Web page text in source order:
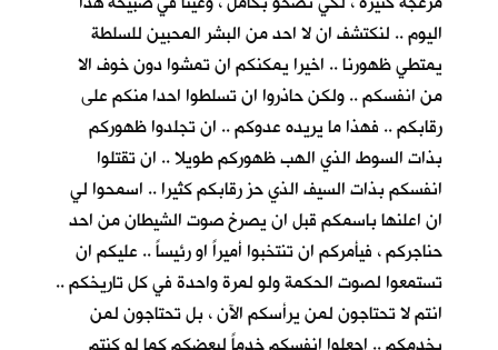
اليوم .. لنكتشف ان لا احد من البشر المحبين للسلطة
يمتطي ظهورنا .. اخيرا يمكنكم ان تمشوا دون خوف الا
من انفسكم .. ولكن حاذروا ان تسلطوا احدا منكم على
رقابكم .. فهذا ما يريده عدوكم .. ان تجلدوا ظهوركم
بذات السوط الذي الهب ظهوركم طويلا .. ان تقتلوا
انفسكم بذات السيف الذي حز رقابكم كثيرا .. اسمحوا لي
ان اعلنها باسمكم قبل ان يصرخ صوت الشيطان من احد
حناجركم ، فيأمركم ان تنتخبوا أميراً او رئيساً .. عليكم ان
تستمعوا لصوت الحكمة ولو لمرة واحدة في كل تاريخكم ..
انتم لا تحتاجون لمن يرأسكم الآن ، بل تحتاجون لمن